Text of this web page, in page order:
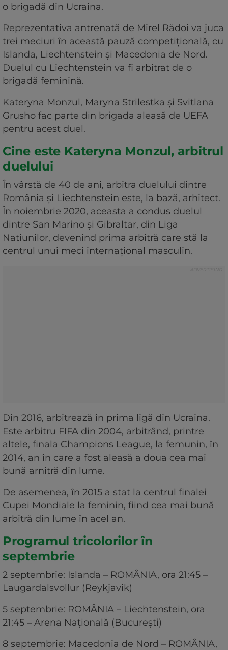
o brigadă din Ucraina.
Reprezentativa antrenată de Mirel Rădoi va juca
trei meciuri în această pauză competițională, cu
Islanda, Liechtenstein și Macedonia de Nord.
Duelul cu Liechtenstein va fi arbitrat de o
brigadă feminină.
Kateryna Monzul, Maryna Strilestka și Svitlana
Grusho fac parte din brigada aleasă de UEFA
pentru acest duel.
Cine este Kateryna Monzul, arbitrul
duelului
În vârstă de 40 de ani, arbitra duelului dintre
România și Liechtenstein este, la bază, arhitect.
În noiembrie 2020, aceasta a condus duelul
dintre San Marino și Gibraltar, din Liga
Națiunilor, devenind prima arbitră care stă la
centrul unui meci internațional masculin.
Din 2016, arbitrează în prima ligă din Ucraina.
Este arbitru FIFA din 2004, arbitrând, printre
altele, finala Champions League, la femunin, în
2014, an în care a fost aleasă a doua cea mai
bună arnitră din lume.
De asemenea, în 2015 a stat la centrul finalei
Cupei Mondiale la feminin, fiind cea mai bună
arbitră din lume în acel an.
Programul tricolorilor în
septembrie
2 septembrie: Islanda – ROMÂNIA, ora 21:45 –
Laugardalsvollur (Reykjavik)
5 septembrie: ROMÂNIA – Liechtenstein, ora
21:45 – Arena Națională (București)
8 septembrie: Macedonia de Nord – ROMÂNIA,